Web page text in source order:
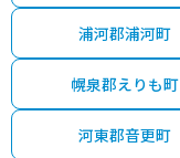
浦河郡浦河町
幌泉郡えりも町
河東郡音更町